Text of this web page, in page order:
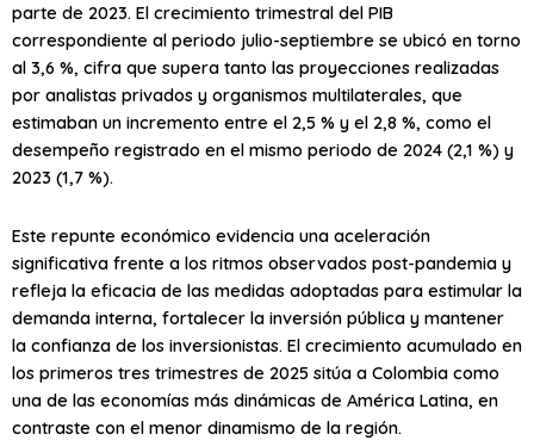
parte de 2023. El crecimiento trimestral del PIB
correspondiente al periodo julio-septiembre se ubicó en torno
al 3,6 %, cifra que supera tanto las proyecciones realizadas
por analistas privados y organismos multilaterales, que
estimaban un incremento entre el 2,5 % y el 2,8 %, como el
desempeño registrado en el mismo periodo de 2024 (2,1 %) y
2023 (1,7 %).
Este repunte económico evidencia una aceleración
significativa frente a los ritmos observados post-pandemia y
refleja la eficacia de las medidas adoptadas para estimular la
demanda interna, fortalecer la inversión pública y mantener
la confianza de los inversionistas. El crecimiento acumulado en
los primeros tres trimestres de 2025 sitúa a Colombia como
una de las economías más dinámicas de América Latina, en
contraste con el menor dinamismo de la región.